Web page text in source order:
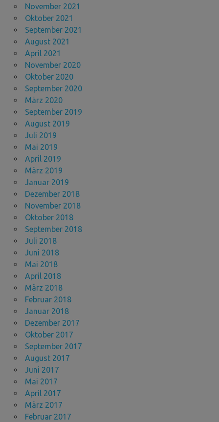
November 2021
Oktober 2021
September 2021
August 2021
April 2021
November 2020
Oktober 2020
September 2020
März 2020
September 2019
August 2019
Juli 2019
Mai 2019
April 2019
März 2019
Januar 2019
Dezember 2018
November 2018
Oktober 2018
September 2018
Juli 2018
Juni 2018
Mai 2018
April 2018
März 2018
Februar 2018
Januar 2018
Dezember 2017
Oktober 2017
September 2017
August 2017
Juni 2017
Mai 2017
April 2017
März 2017
Februar 2017